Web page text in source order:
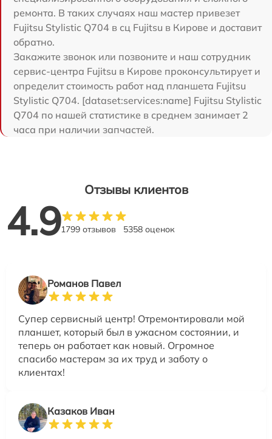
ремонта. В таких случаях наш мастер привезет
Fujitsu Stylistic Q704 в сц Fujitsu в Кирове и доставит
обратно.
Закажите звонок или позвоните и наш сотрудник
сервис-центра Fujitsu в Кирове проконсультирует и
определит стоимость работ над планшета Fujitsu
Stylistic Q704. [dataset:services:name] Fujitsu Stylistic
Q704 по нашей статистике в среднем занимает 2
часа при наличии запчастей.
Отзывы клиентов
4.91799 отзывов 5358 оценок
Романов Павел
Супер сервисный центр! Отремонтировали мой
планшет, который был в ужасном состоянии, и
теперь он работает как новый. Огромное
спасибо мастерам за их труд и заботу о
клиентах!
Казаков Иван